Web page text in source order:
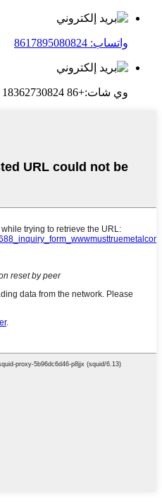
واتساب: 8617895080824
وي شات:+86 18362730824